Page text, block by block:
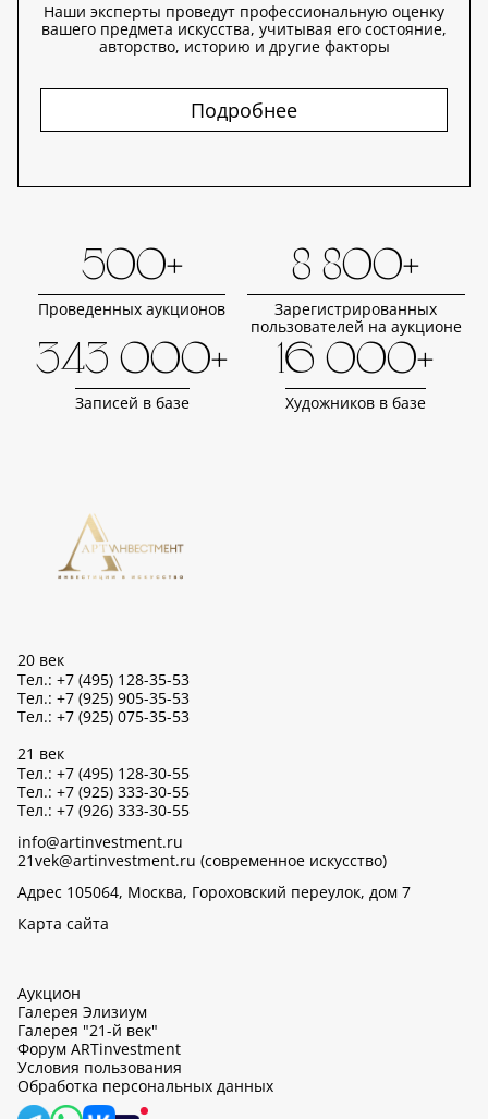
Наши эксперты проведут профессиональную оценку
вашего предмета искусства, учитывая его состояние,
авторство, историю и другие факторы
Подробнее
500+
Проведенных аукционов
8 800+
Зарегистрированных
пользователей на аукционе
343 000+
Записей в базе
16 000+
Художников в базе
20 век
Тел.: +7 (495) 128-35-53
Тел.: +7 (925) 905-35-53
Тел.: +7 (925) 075-35-53
21 век
Тел.: +7 (495) 128-30-55
Тел.: +7 (925) 333-30-55
Тел.: +7 (926) 333-30-55
info@artinvestment.ru
21vek@artinvestment.ru (современное искусство)
Адрес 105064, Москва, Гороховский переулок, дом 7
Карта сайта
Аукцион
Галерея Элизиум
Галерея "21-й век"
Форум ARTinvestment
Условия пользования
Обработка персональных данных